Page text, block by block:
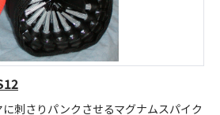
刺さりパンクさせるマグナムスパイク